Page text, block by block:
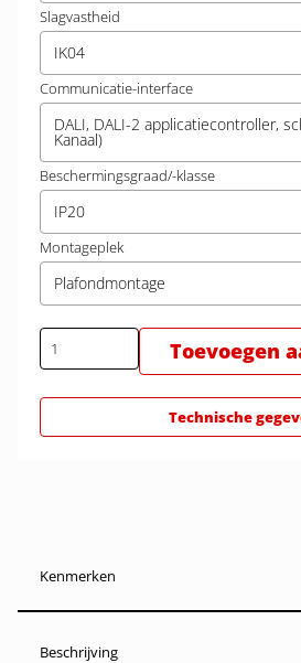
Slagvastheid
IK04
Communicatie-interface
DALI, DALI-2 applicatiecontroller,
Kanaal)
Beschermingsgraad/-klasse
IP20
Montageplek
Plafondmontage
Toevoegen
Technische
Kenmerken
Beschrijving